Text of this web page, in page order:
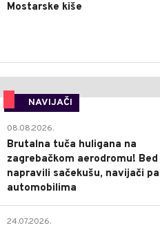
Mostarske kiše
NAVIJAČI
08.08.2026.
Brutalna tuča huligana na
zagrebačkom aerodromu! Bed
napravili sačekušu, navijači
automobilima
24.07.2026.